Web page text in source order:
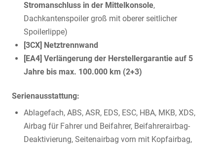
Stromanschluss in der Mittelkonsole,
Dachkantenspoiler groß mit oberer seitlicher
Spoilerlippe)
[3CX] Netztrennwand
[EA4] Verlängerung der Herstellergarantie auf 5
Jahre bis max. 100.000 km (2+3)
Serienausstattung:
Ablagefach, ABS, ASR, EDS, ESC, HBA, MKB, XDS,
Airbag für Fahrer und Beifahrer, Beifahrerairbag-
Deaktivierung, Seitenairbag vorn mit Kopfairbag,